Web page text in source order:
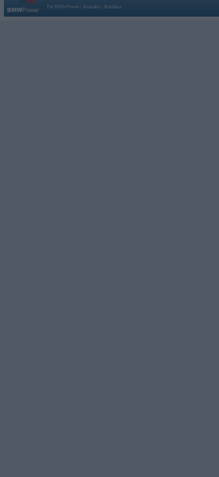
Par BMWPower
Kontakti Reklāma